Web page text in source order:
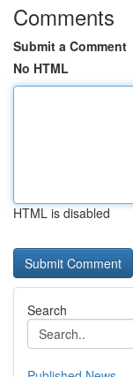
Comments
Submit a Comment
No HTML
HTML is disabled
Search